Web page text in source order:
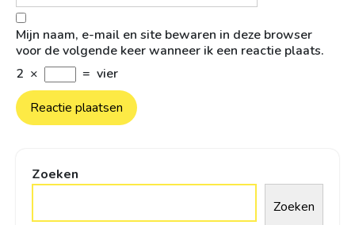
Mijn naam, e-mail en site bewaren in deze browser
voor de volgende keer wanneer ik een reactie plaats.
2 × = vier
Zoeken
Zoeken